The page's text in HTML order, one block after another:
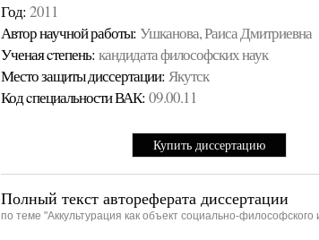
Год: 2011
Автор научной работы: Ушканова, Раиса Дмитриевна
Ученая cтепень: кандидата философских наук
Место защиты диссертации: Якутск
Код cпециальности ВАК: 09.00.11
Купить диссертацию
Полный текст автореферата диссертации
по теме "Аккультурация как объект социально-философского